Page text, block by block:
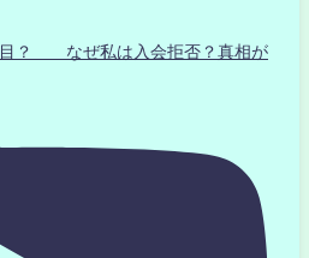
目？ なぜ私は入会拒否？真相が